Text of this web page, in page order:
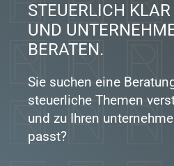
STEUERLICH
UND
BERATEN.
Sie suchen eine
steuerliche Themen
und zu Ihren
passt?